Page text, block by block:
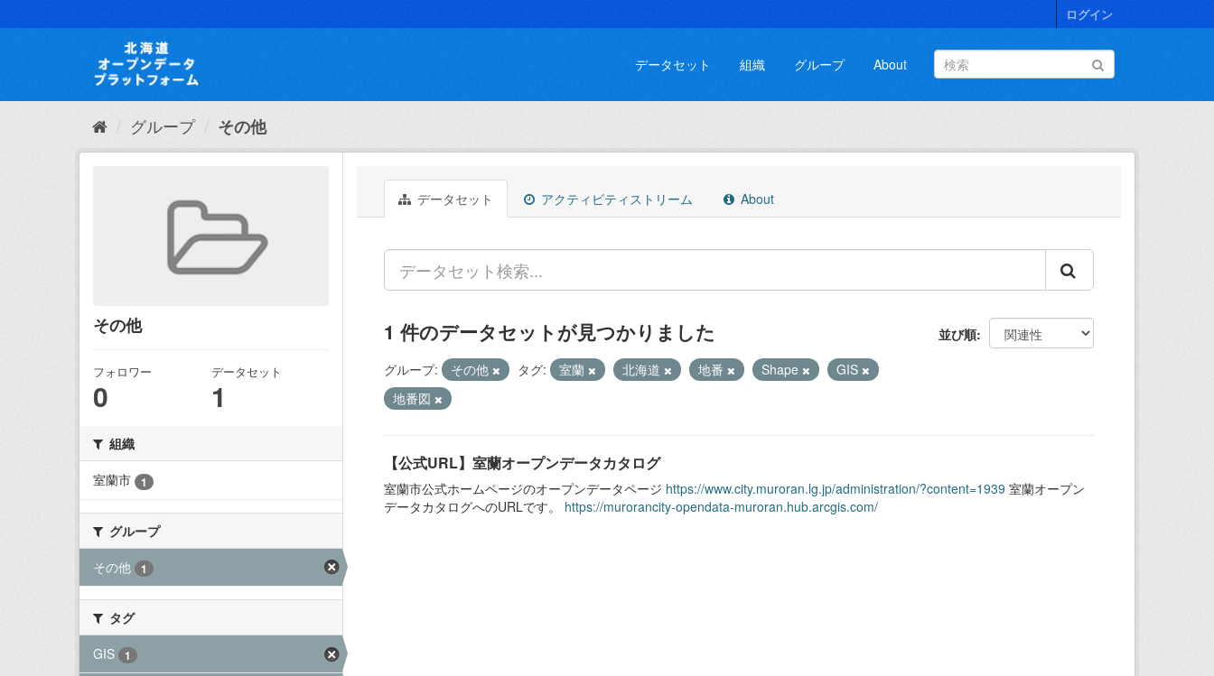
キ
て
ログイン
データセット 組織 グループ About
グループ その他
その他
フォロワー
0
データセット
1
組織
室蘭市
1
グループ
その他
1
タグ
GIS
1
データセット アクティビティストリーム About
並び順
1 件のデータセットが見つかりました
グループ: その他 タグ: 室蘭 北海道 地番 Shape
GIS
地番図
【公式URL】室蘭オープンデータカタログ
室蘭市公式ホームページのオープンデータページ https://www.city.muroran.lg.jp/administration/?content=1939 室蘭オープン
データカタログへのURLです。 https://murorancity-opendata-muroran.hub.arcgis.com/